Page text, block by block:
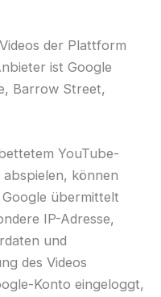
der Plattform
ist Google
Barrow Street,
YouTube-
können
übermittelt
IP-Adresse,
und
des Videos
Konto eingeloggt,